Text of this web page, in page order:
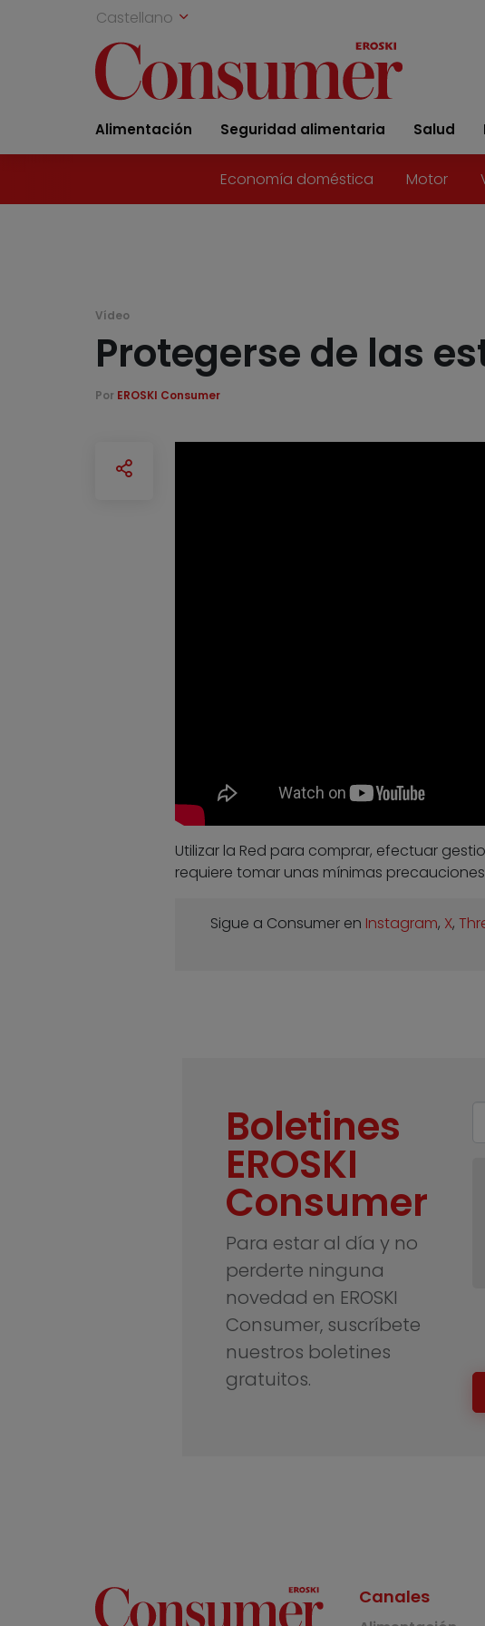
Castellano
Alimentación Seguridad alimentaria Salud
Economía doméstica Motor
Vídeo
Protegerse de las
Por EROSKI Consumer
Utilizar la Red para comprar, efectuar
requiere tomar unas mínimas precauciones
Sigue a Consumer en Instagram, X,
Boletines
EROSKI
Consumer
Para estar al día y no
perderte ninguna
novedad en EROSKI
Consumer, suscríbete
nuestros boletines
gratuitos.
Canales